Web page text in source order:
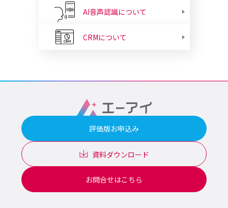
AI音声認識について
CRMについて
評価版お申込み
資料ダウンロード
お問合せはこちら